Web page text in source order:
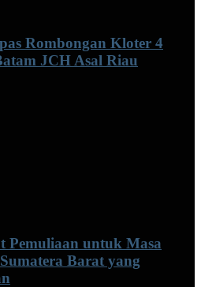
Rombongan Kloter 4
JCH Asal Riau
Pemuliaan untuk Masa
Barat yang